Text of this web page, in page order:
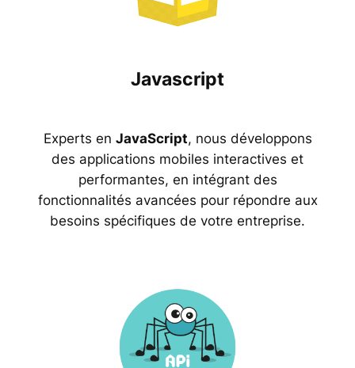
Javascript
Experts en JavaScript, nous développons
des applications mobiles interactives et
performantes, en intégrant des
fonctionnalités avancées pour répondre aux
besoins spécifiques de votre entreprise.